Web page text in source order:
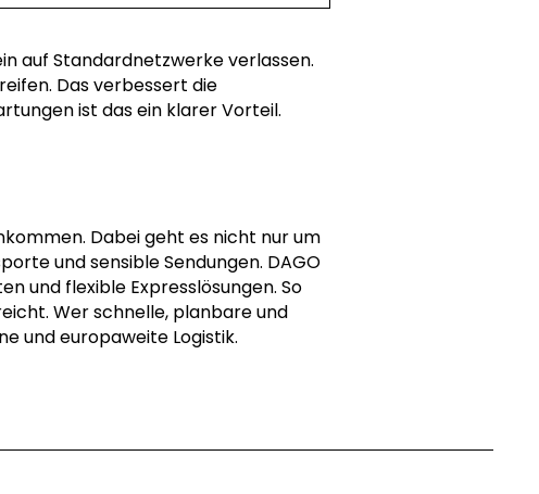
auf Standardnetzwerke verlassen.
Das verbessert die
ist das ein klarer Vorteil.
Dabei geht es nicht nur um
und sensible Sendungen. DAGO
und flexible Expresslösungen. So
Wer schnelle, planbare und
und europaweite Logistik.